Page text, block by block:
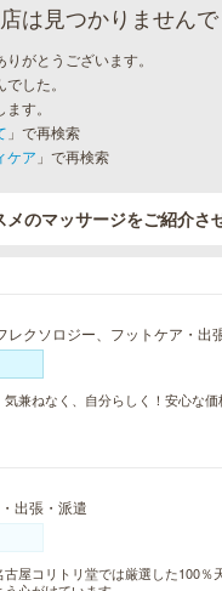
は見つかりませんで
がとうございます。
した。
す。
」で再検索
ケア 」で再検索
のマッサージをご紹介さ
レクソロジー、フットケア・出
兼ねなく、自分らしく！安心な
出張・派遣
屋コリトリ堂では厳選した100